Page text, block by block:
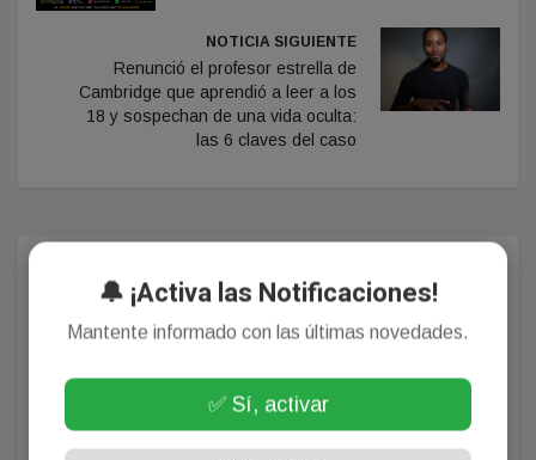
NOTICIA SIGUIENTE
Renunció el profesor estrella de
Cambridge que aprendió a leer a los
18 y sospechan de una vida oculta:
las 6 claves del caso
Comentarios
Se el primero en comentar este artículo.
🔔 ¡Activa las Notificaciones!
Mantente informado con las últimas novedades.
✅ Sí, activar